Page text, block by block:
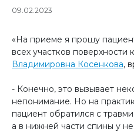
09.02.2023
«На приеме я прошу
всех участков поверхности
Владимировна Косенкова,
- Конечно, это вызывает
непонимание. Но на
пациент обратился с
а в нижней части спины у